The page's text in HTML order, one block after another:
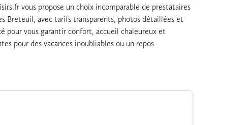
vous propose un choix incomparable de prestataires
Breteuil, avec tarifs transparents, photos détaillées et
pour vous garantir confort, accueil chaleureux et
pour des vacances inoubliables ou un repos